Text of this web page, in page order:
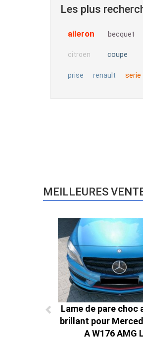
Les plus
aileron becquet
citroen coupe
prise renault serie
MEILLEURES
Lame de pare choc
brillant pour
A W176 AMG